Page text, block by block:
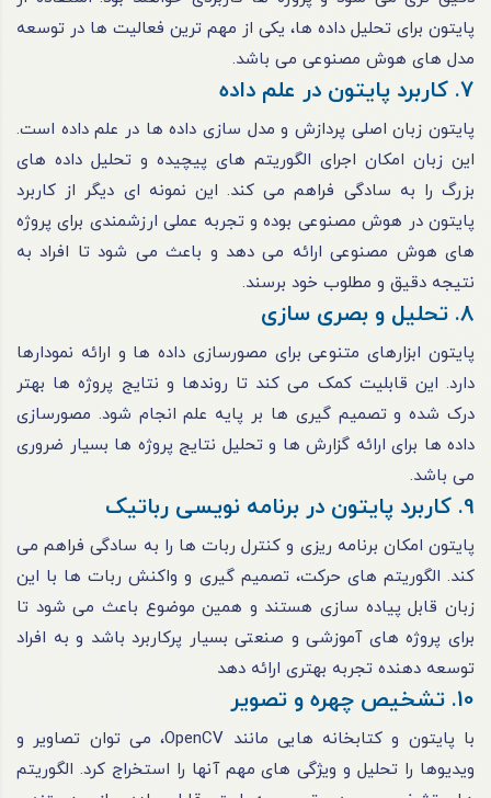
پایتون برای تحلیل داده ها، یکی از مهم ترین فعالیت ها در توسعه
مدل های هوش مصنوعی می باشد.
7. کاربرد پایتون در علم داده
پایتون زبان اصلی پردازش و مدل سازی داده ها در علم داده است.
این زبان امکان اجرای الگوریتم های پیچیده و تحلیل داده های
بزرگ را به سادگی فراهم می کند. این نمونه ای دیگر از کاربرد
پایتون در هوش مصنوعی بوده و تجربه عملی ارزشمندی برای پروژه
های هوش مصنوعی ارائه می دهد و باعث می شود تا افراد به
نتیجه دقیق و مطلوب خود برسند.
8. تحلیل و بصری سازی
پایتون ابزارهای متنوعی برای مصورسازی داده ها و ارائه نمودارها
دارد. این قابلیت کمک می کند تا روندها و نتایج پروژه ها بهتر
درک شده و تصمیم گیری ها بر پایه علم انجام شود. مصورسازی
داده ها برای ارائه گزارش ها و تحلیل نتایج پروژه ها بسیار ضروری
می باشد.
9. کاربرد پایتون در برنامه نویسی رباتیک
پایتون امکان برنامه ریزی و کنترل ربات ها را به سادگی فراهم می
کند. الگوریتم های حرکت، تصمیم گیری و واکنش ربات ها با این
زبان قابل پیاده سازی هستند و همین موضوع باعث می شود تا
برای پروژه های آموزشی و صنعتی بسیار پرکاربرد باشد و به افراد
توسعه دهنده تجربه بهتری ارائه دهد
10. تشخیص چهره و تصویر
با پایتون و کتابخانه هایی مانند OpenCV، می توان تصاویر و
ویدیوها را تحلیل و ویژگی های مهم آنها را استخراج کرد. الگوریتم